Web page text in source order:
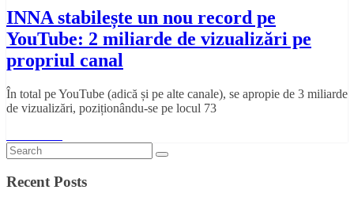
INNA stabilește un nou record pe
YouTube: 2 miliarde de vizualizări pe
propriul canal
În total pe YouTube (adică și pe alte canale), se apropie de 3 miliarde
de vizualizări, poziționându-se pe locul 73
Recent Posts